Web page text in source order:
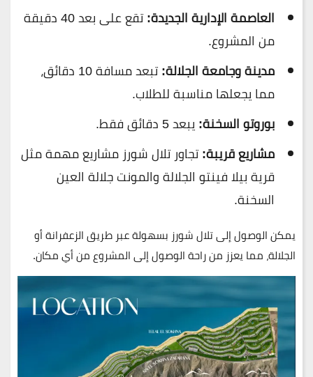
العاصمة الإدارية الجديدة:
تقع على بعد 40 دقيقة
من المشروع.
مدينة وجامعة الجلالة:
تبعد مسافة 10 دقائق،
مما يجعلها مناسبة للطلاب.
بوروتو السخنة: يبعد 5 دقائق فقط.
مشاريع قريبة:تجاور تلال شورز مشاريع مهمة مثل
قرية بيلا فينتو الجلالة والمونت جلالة العين
السخنة.
يمكن الوصول إلى تلال شورز بسهولة عبر طريق الزعفرانة أو
الجلالة، مما يعزز من راحة الوصول إلى المشروع من أي مكان.